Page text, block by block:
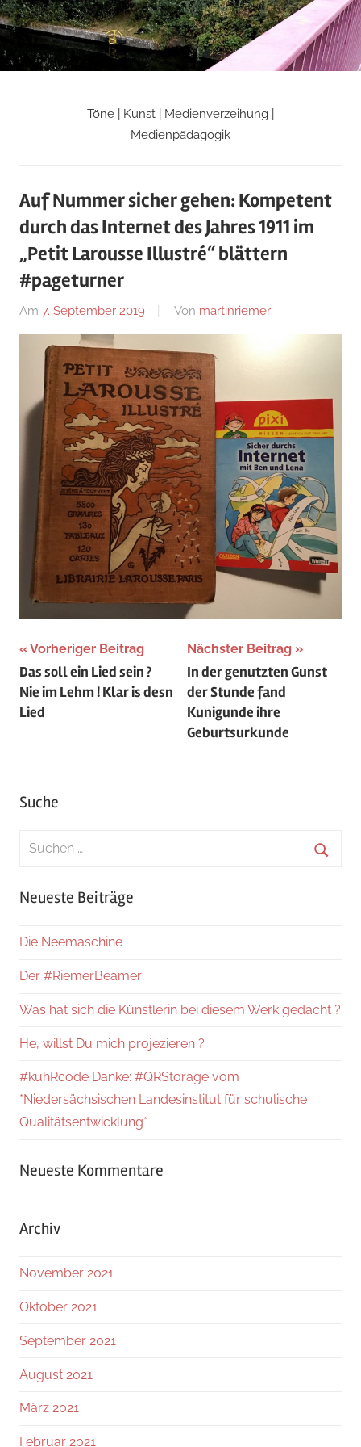
Zum
Inhalt
springen
Martin
Blog
Töne | Kunst | Medienverzeihung |
Medienpädagogik
Auf Nummer sicher gehen: Kompetent
durch das Internet des Jahres 1911 im
„Petit Larousse Illustré“ blättern
#pageturner
Am 7. September 2019 Von martinriemer
Uncategorized
Beitragsnavigation
Vorheriger Beitrag
Das soll ein Lied sein ?
Nie im Lehm ! Klar is desn
Lied
Nächster Beitrag
In der genutzten Gunst
der Stunde fand
Kunigunde ihre
Geburtsurkunde
Suche
Suchen
Neueste Beiträge
Die Neemaschine
Der #RiemerBeamer
Was hat sich die Künstlerin bei diesem Werk gedacht ?
He, willst Du mich projezieren ?
#kuhRcode Danke: #QRStorage vom
*Niedersächsischen Landesinstitut für schulische
Qualitätsentwicklung*
Neueste Kommentare
Archiv
November 2021
Oktober 2021
September 2021
August 2021
März 2021
Februar 2021